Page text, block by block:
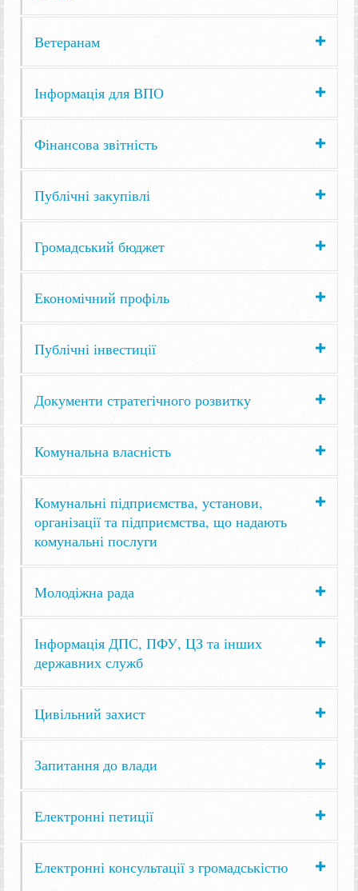
Ветеранам
Інформація для ВПО
Фінансова звітність
Публічні закупівлі
Громадський бюджет
Економічний профіль
Публічні інвестиції
Документи стратегічного розвитку
Комунальна власність
Комунальні підприємства, установи,
організації та підприємства, що надають
комунальні послуги
Молодіжна рада
Інформація ДПС, ПФУ, ЦЗ та інших
державних служб
Цивільний захист
Запитання до влади
Електронні петиції
Електронні консультації з громадськістю